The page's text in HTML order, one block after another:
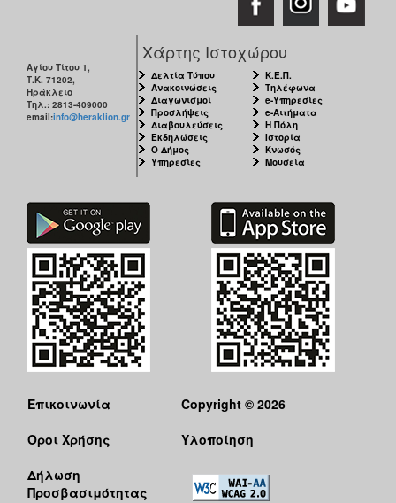
Αγίου Τίτου 1,
Τ.Κ. 71202,
Ηράκλειο
Τηλ.: 2813-409000
email:info@heraklion.gr
Χάρτης Ιστοχώρου
Δελτία Τύπου
Ανακοινώσεις
Διαγωνισμοί
Προσλήψεις
Διαβουλεύσεις
Εκδηλώσεις
Ο Δήμος
Υπηρεσίες
Κ.Ε.Π.
Τηλέφωνα
e-Υπηρεσίες
e-Αιτήματα
Η Πόλη
Ιστορία
Κνωσός
Μουσεία
Επικοινωνία
Όροι Χρήσης
Δήλωση
Προσβασιμότητας
Copyright © 2026
Υλοποίηση